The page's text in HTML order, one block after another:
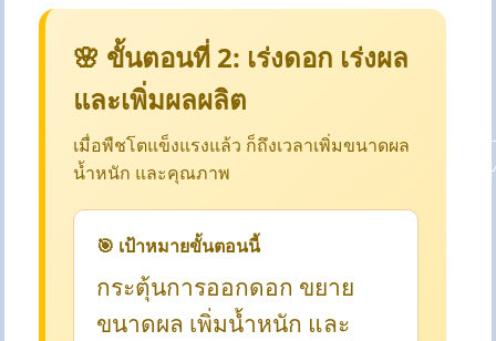
🌸 ขั้นตอนที่ 2: เร่งดอก เร่งผล
และเพิ่มผลผลิต
เมื่อพืชโตแข็งแรงแล้ว ก็ถึงเวลาเพิ่มขนาดผล
น้ำหนัก และคุณภาพ
🎯 เป้าหมายขั้นตอนนี้
กระตุ้นการออกดอก ขยาย
ขนาดผล เพิ่มน้ำหนัก และ